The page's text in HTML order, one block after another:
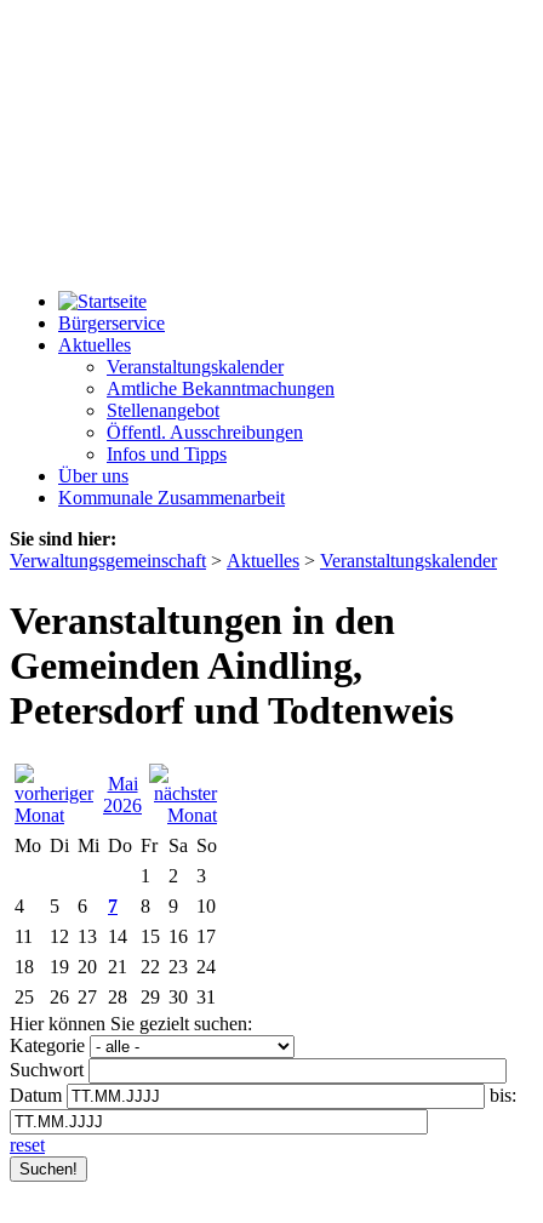
Bürgerservice
Aktuelles
Veranstaltungskalender
Amtliche Bekanntmachungen
Stellenangebot
Öffentl. Ausschreibungen
Infos und Tipps
Über uns
Kommunale Zusammenarbeit
Sie sind hier:
Verwaltungsgemeinschaft > Aktuelles > Veranstaltungskalender
Veranstaltungen in den
Gemeinden Aindling,
Petersdorf und Todtenweis
Mai
2026
Mo Di Mi Do Fr Sa So
1
2
3
4
5 6 7 8 9
10
11
12 13 14 15 16 17
18
19 20 21 22 23 24
25
26 27 28 29 30 31
Hier können Sie gezielt suchen:
Kategorie
Suchwort
Datum
bis:
reset